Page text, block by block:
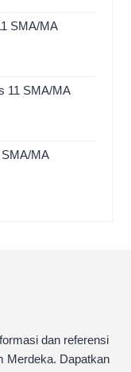
SMA/MA
11 SMA/MA
SMA/MA
dan referensi
Merdeka. Dapatkan